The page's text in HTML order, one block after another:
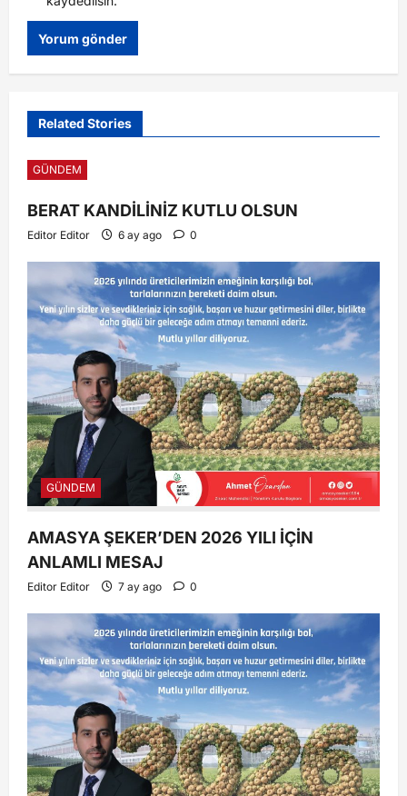
Related Stories
GÜNDEM
BERAT KANDİLİNİZ KUTLU OLSUN
Editor Editor 6 ay ago 0
GÜNDEM
AMASYA ŞEKER’DEN 2026 YILI İÇİN
ANLAMLI MESAJ
Editor Editor 7 ay ago 0